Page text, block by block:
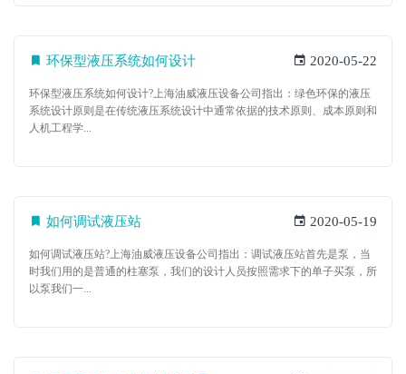
2020-05-22
环保型液压系统如何设计
环保型液压系统如何设计?上海油威液压设备公司指出：绿色环保的液压
系统设计原则是在传统液压系统设计中通常依据的技术原则、成本原则和
人机工程学...
2020-05-19
如何调试液压站
如何调试液压站?上海油威液压设备公司指出：调试液压站首先是泵，当
时我们用的是普通的柱塞泵，我们的设计人员按照需求下的单子买泵，所
以泵我们一...